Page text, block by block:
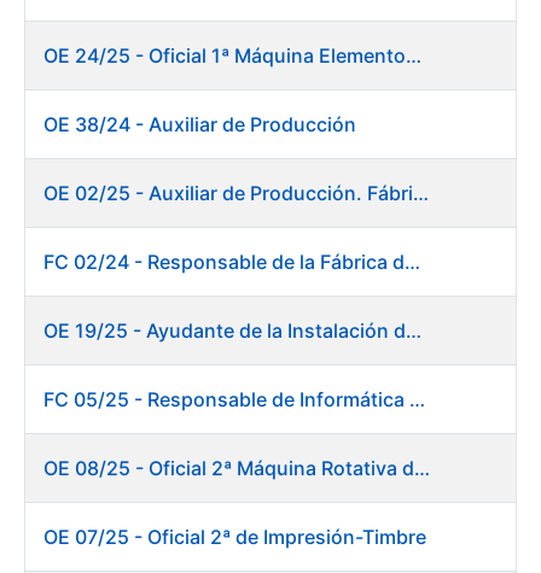
OE 24/25 - Oficial 1ª Máquina Elementos de Seguridad
OE 38/24 - Auxiliar de Producción
OE 02/25 - Auxiliar de Producción. Fábrica de Papel
FC 02/24 - Responsable de la Fábrica de Papel (Burgos)
OE 19/25 - Ayudante de la Instalación de Preparación de Pastas. Fábrica de Papel
FC 05/25 - Responsable de Informática de Sistemas y Atención a Usuarios
OE 08/25 - Oficial 2ª Máquina Rotativa de Sellos
OE 07/25 - Oficial 2ª de Impresión-Timbre